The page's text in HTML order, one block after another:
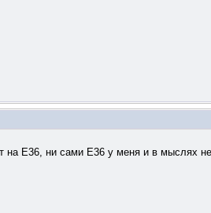
на Е36, ни сами Е36 у меня и в мыслях